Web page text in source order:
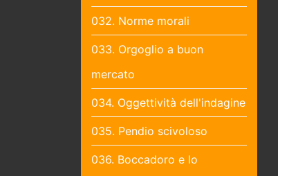
032. Norme morali
033. Orgoglio a buon
mercato
034. Oggettività dell'indagine
035. Pendio scivoloso
036. Boccadoro e lo